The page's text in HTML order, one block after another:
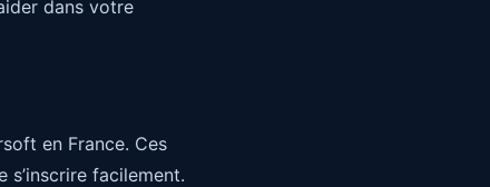
dans votre
en France. Ces
facilement.